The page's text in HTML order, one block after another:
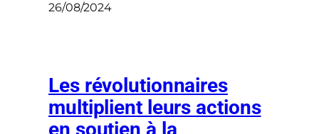
26/08/2024
Les révolutionnaires
multiplient leurs actions